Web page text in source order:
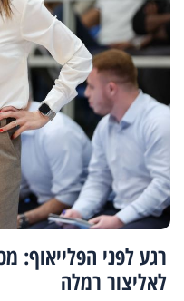
רגע לפני הפלייאוף:
לאליצור רמלה